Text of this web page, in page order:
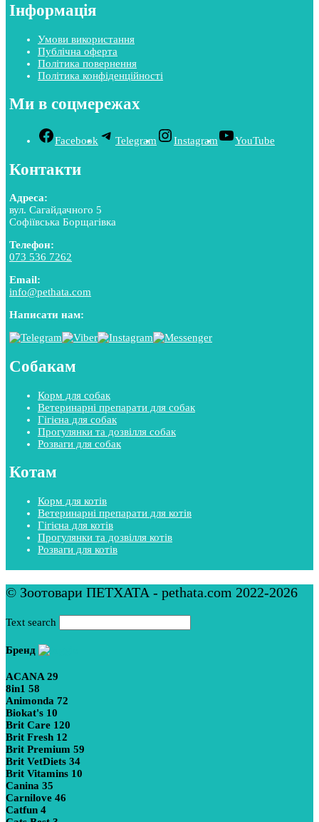
Інформація
Умови використання
Публічна оферта
Політика повернення
Політика конфіденційності
Ми в соцмережах
Facebook Telegram Instagram YouTube
Контакти
Адреса:
вул. Сагайдачного 5
Софіївська Борщагівка
Телефон:
073 536 7262
Email:
info@pethata.com
Написати нам:
Собакам
Корм для собак
Ветеринарні препарати для собак
Гігієна для собак
Прогулянки та дозвілля собак
Розваги для собак
Котам
Корм для котів
Ветеринарні препарати для котів
Гігієна для котів
Прогулянки та дозвілля котів
Розваги для котів
© Зоотовари ПЕТХАТА - pethata.com 2022-2026
Text search
Бренд
ACANA 29
8in1 58
Animonda 72
Biokat's 10
Brit Care 120
Brit Fresh 12
Brit Premium 59
Brit VetDiets 34
Brit Vitamins 10
Canina 35
Carnilove 46
Catfun 4